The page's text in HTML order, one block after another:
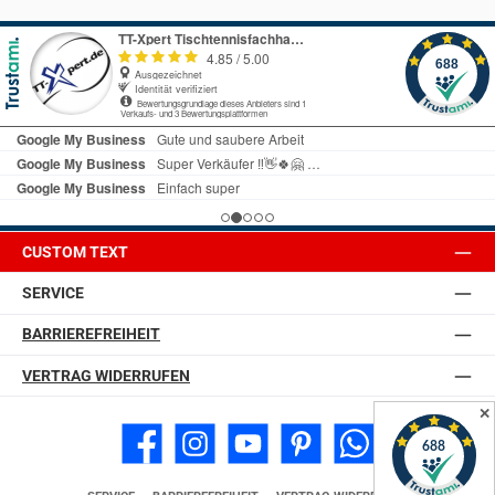
CUSTOM TEXT
SERVICE
BARRIEREFREIHEIT
VERTRAG WIDERRUFEN
Facebook Instagram YouTube Pinterest WhatsApp
Increase text size High contrast mode
Invert page colors
Disable animations Highlight Headings
✕